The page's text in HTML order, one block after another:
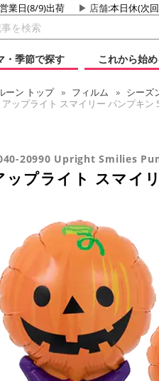
業日(8/9)出荷 店舗:本日休(次
・季節で探す
これから始
ーン トップ フィルム シーズ
アップライト スマイリー パンプキン
20990 Upright Smilies
ップライト スマイ